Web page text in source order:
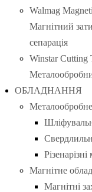
Walmag
Магнітний
сепарація
Winstar Cutting
ОБЛАДНАННЯ
Магнітне
Магнітні